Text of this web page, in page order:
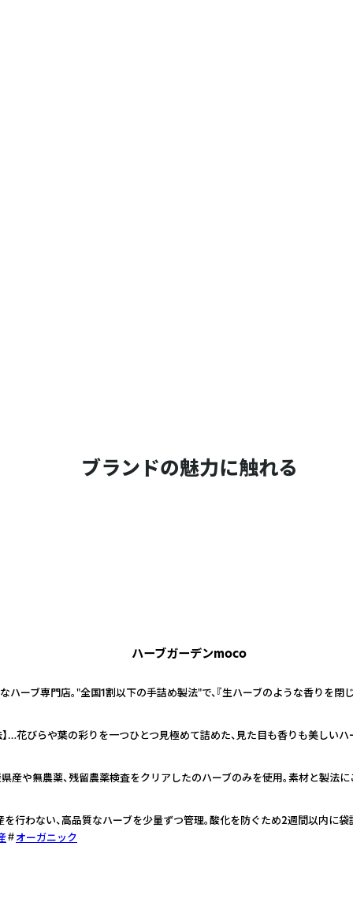
ブランドの魅力に触れる
ハーブガーデンmoco
ーブ専門店。"全国1割以下の手詰め製法"で、『生ハーブのような香りを閉
…花びらや葉の彩りを一つひとつ見極めて詰めた、見た目も香りも美しいハ
産や無農薬、残留農薬検査をクリアしたのハーブのみを使用。素材と製法
行わない、高品質なハーブを少量ずつ管理。酸化を防ぐため2週間以内に袋
オーガニック